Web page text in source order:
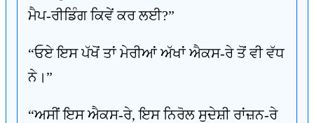
ਮੈਪ-ਰੀਡਿੰਗ ਕਿਵੇਂ ਕਰ ਲਈ?”
“ਓਏ ਇਸ ਪੱਖੋਂ ਤਾਂ ਮੇਰੀਆਂ ਅੱਖਾਂ ਐਕਸ-ਰੇ ਤੋਂ ਵੀ ਵੱਧ
ਨੇ।”
“ਅਸੀਂ ਇਸ ਐਕਸ-ਰੇ, ਇਸ ਨਿਰੋਲ ਸੁਦੇਸ਼ੀ ਰਾਂਜ਼ਨ-ਰੇ